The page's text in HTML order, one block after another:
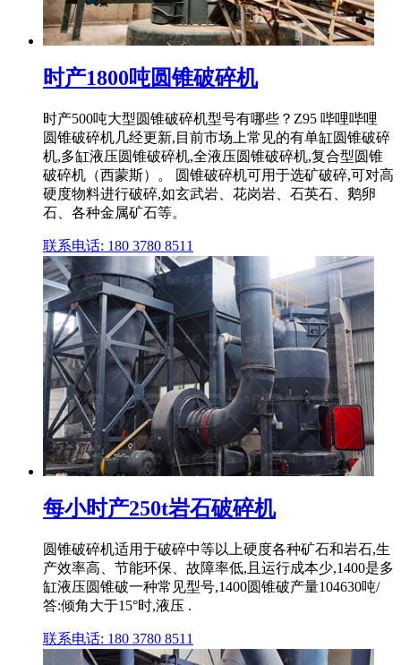
时产1800吨圆锥破碎机
时产500吨大型圆锥破碎机型号有哪些？Z95 哔哩哔哩
圆锥破碎机几经更新,目前市场上常见的有单缸圆锥破碎
机,多缸液压圆锥破碎机,全液压圆锥破碎机,复合型圆锥
破碎机（西蒙斯）。 圆锥破碎机可用于选矿破碎,可对高
硬度物料进行破碎,如玄武岩、花岗岩、石英石、鹅卵
石、各种金属矿石等。
联系电话: 180 3780 8511
每小时产250t岩石破碎机
圆锥破碎机适用于破碎中等以上硬度各种矿石和岩石,生
产效率高、节能环保、故障率低,且运行成本少,1400是多
缸液压圆锥破一种常见型号,1400圆锥破产量104630吨/
答:倾角大于15°时,液压 .
联系电话: 180 3780 8511